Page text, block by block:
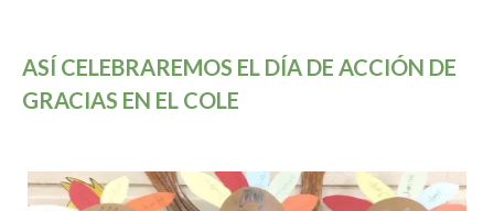
ASÍ CELEBRAREMOS EL DÍA DE ACCIÓN DE
GRACIAS EN EL COLE